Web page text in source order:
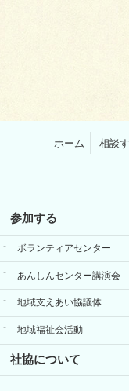
ホーム 相談
参加する
ボランティアセンター
あんしんセンター講演会
地域支えあい協議体
地域福祉会活動
社協について